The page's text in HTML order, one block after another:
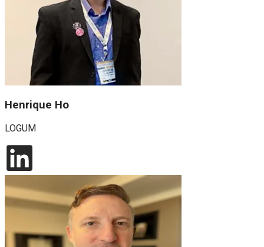
Henrique Ho
LOGUM